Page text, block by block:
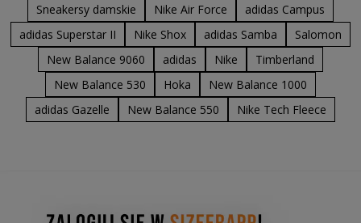
Sneakersy damskie Nike Air Force
adidas Campus
adidas Superstar II
Nike Shox adidas Samba
Salomon
New Balance 9060
adidas Nike
Timberland
New Balance 530
Hoka
New Balance 1000
adidas Gazelle
New Balance 550 Nike Tech Fleece